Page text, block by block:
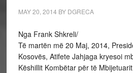
MAY 20, 2014 BY DGRECA
Nga Frank Shkreli/
Të martën më 20 Maj, 2014,
Kosovës, Atifete Jahjaga kryesoi
Këshillit Kombëtar për të